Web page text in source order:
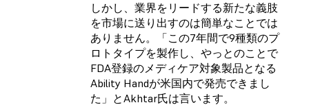
しかし、業界をリードする新たな義肢
を市場に送り出すのは簡単なことでは
ありません。「この7年間で9種類のプ
ロトタイプを製作し、やっとのことで
FDA登録のメディケア対象製品となる
Ability Handが米国内で発売できまし
た」とAkhtar氏は言います。